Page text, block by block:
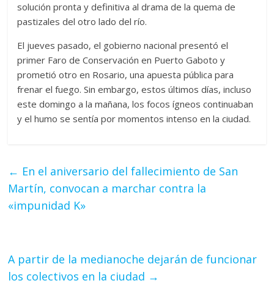
solución pronta y definitiva al drama de la quema de
pastizales del otro lado del río.
El jueves pasado, el gobierno nacional presentó el
primer Faro de Conservación en Puerto Gaboto y
prometió otro en Rosario, una apuesta pública para
frenar el fuego. Sin embargo, estos últimos días, incluso
este domingo a la mañana, los focos ígneos continuaban
y el humo se sentía por momentos intenso en la ciudad.
← En el aniversario del fallecimiento de San
Martín, convocan a marchar contra la
«impunidad K»
A partir de la medianoche dejarán de funcionar
los colectivos en la ciudad →